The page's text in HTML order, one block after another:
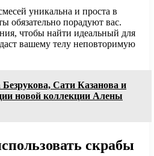
уникальна и проста в
обязательно порадуют вас.
чтобы найти идеальный для
вашему телу неповторимую
Сати Казанова и
новой коллекции Алены
скрабы